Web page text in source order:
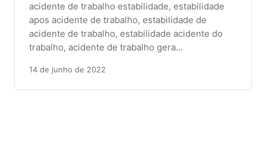
acidente de trabalho estabilidade, estabilidade
apos acidente de trabalho, estabilidade de
acidente de trabalho, estabilidade acidente do
trabalho, acidente de trabalho gera…
14 de junho de 2022